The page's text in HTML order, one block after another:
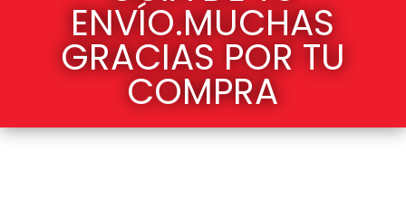
ENVÍO.MUCHAS
GRACIAS POR TU
COMPRA